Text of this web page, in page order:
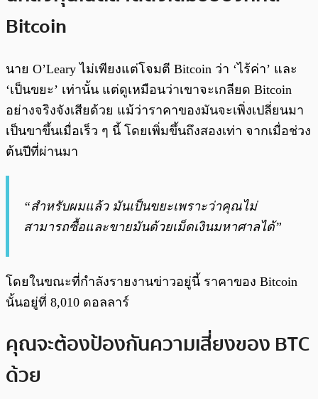
Bitcoin
นาย O’Leary ไม่เพียงแต่โจมตี Bitcoin ว่า ‘ไร้ค่า’ และ
‘เป็นขยะ’ เท่านั้น แต่ดูเหมือนว่าเขาจะเกลียด Bitcoin
อย่างจริงจังเสียด้วย แม้ว่าราคาของมันจะเพิ่งเปลี่ยนมา
เป็นขาขึ้นเมื่อเร็ว ๆ นี้ โดยเพิ่มขึ้นถึงสองเท่า จากเมื่อช่วง
ต้นปีที่ผ่านมา
“สำหรับผมแล้ว มันเป็นขยะเพราะว่าคุณไม่
สามารถซื้อและขายมันด้วยเม็ดเงินมหาศาลได้”
โดยในขณะที่กำลังรายงานข่าวอยู่นี้ ราคาของ Bitcoin
นั้นอยู่ที่ 8,010 ดอลลาร์
คุณจะต้องป้องกันความเสี่ยงของ BTC
ด้วย